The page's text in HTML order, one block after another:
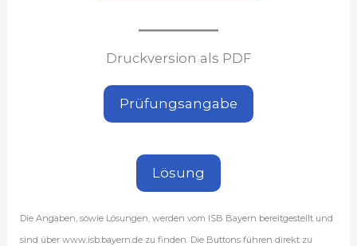
Druckversion als PDF
Prüfungsangabe
Lösung
Die Angaben, sowie Lösungen, werden vom ISB Bayern bereitgestellt und
sind über www.isb.bayern.de zu finden. Die Buttons führen direkt zu